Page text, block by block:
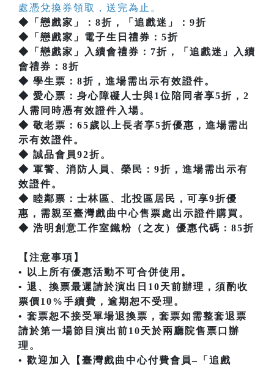
處憑兌換券領取，送完為止。
◆「戀戲家」：8折，「追戲迷」：9折
◆「戀戲家」電子生日禮券：5折
◆「戀戲家」入續會禮券：7折，「追戲迷」入續
會禮券：8折
◆ 學生票：8折，進場需出示有效證件。
◆ 愛心票：身心障礙人士與1位陪同者享5折，2
人需同時憑有效證件入場。
◆ 敬老票：65歲以上長者享5折優惠，進場需出
示有效證件。
◆ 誠品會員92折。
◆ 軍警、消防人員、榮民：9折，進場需出示有
效證件。
◆ 睦鄰票：士林區、北投區居民，可享9折優
惠，需親至臺灣戲曲中心售票處出示證件購買。
◆ 浩明創意工作室鐵粉（之友）優惠代碼：85折
【注意事項】
• 以上所有優惠活動不可合併使用。
• 退、換票最遲請於演出日10天前辦理，須酌收
票價10%手續費，逾期恕不受理。
• 套票恕不接受單場退換票，套票如需整套退票
請於第一場節目演出前10天於兩廳院售票口辦
理。
• 歡迎加入【臺灣戲曲中心付費會員–「追戲